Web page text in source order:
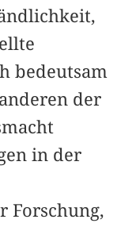
bedeutsam
der
in der
Forschung,